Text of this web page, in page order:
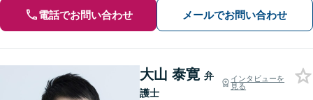
電話でお問い合わせ メールでお問い合わせ
大山 泰寛 弁
護士
インタビューを
見る